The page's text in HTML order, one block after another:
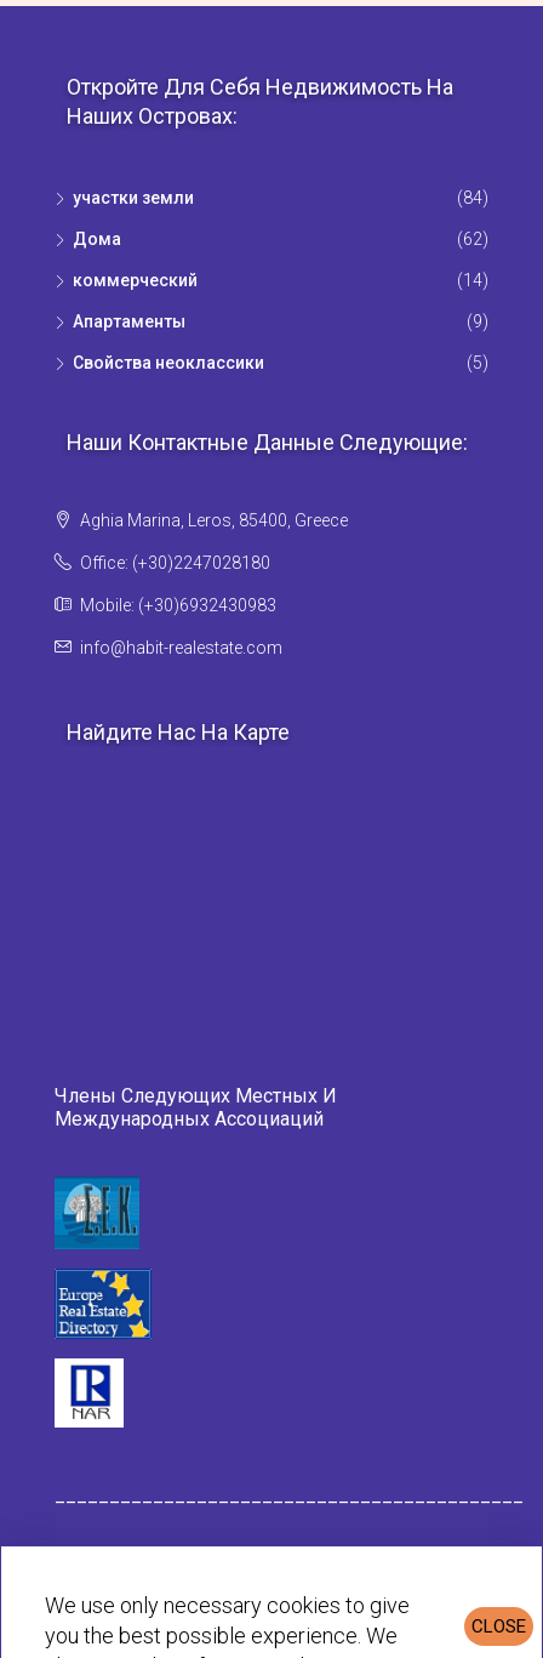
Откройте Для Себя Недвижимость На
Наших Островах:
участки земли (84)
Дома (62)
коммерческий (14)
Апартаменты (9)
Свойства неоклассики (5)
Наши Контактные Данные Следующие:
Aghia Marina, Leros, 85400, Greece
Office: (+30)2247028180
Mobile: (+30)6932430983
info@habit-realestate.com
Найдите Нас На Карте
Члены Следующих Местных И
Международных Ассоциаций
Политика конфиденциальности и cookie
CLOSE
We use only necessary cookies to give
you the best possible experience. We